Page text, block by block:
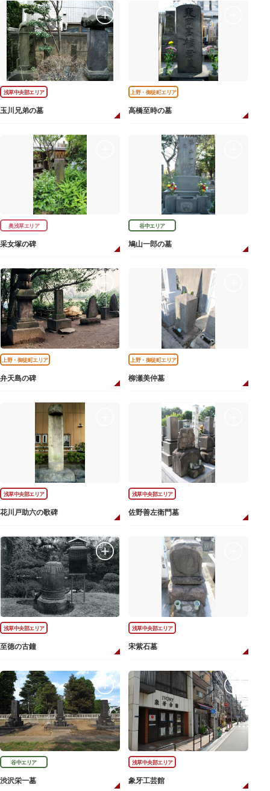
浅草中央部エリア
玉川兄弟の墓
上野・御徒町エリア
高橋至時の墓
奥浅草エリア
采女塚の碑
谷中エリア
鳩山一郎の墓
上野・御徒町エリア
弁天島の碑
上野・御徒町エリア
柳瀬美仲墓
浅草中央部エリア
花川戸助六の歌碑
浅草中央部エリア
佐野善左衛門墓
浅草中央部エリア
至徳の古鐘
浅草中央部エリア
宋紫石墓
谷中エリア
渋沢栄一墓
浅草中央部エリア
象牙工芸館